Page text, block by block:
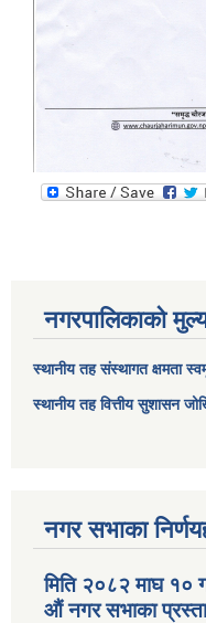
नगरपालिकाको
स्थानीय तह संस्थागत क्षमता
स्थानीय तह वित्तीय सुशासन
नगर सभाका
मिति २०८२ माघ १०
औं नगर सभाका